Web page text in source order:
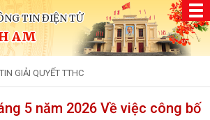
TIN ĐIỆN TỬ
AM
GIẢI QUYẾT TTHC
5 năm 2026 Về việc công bố